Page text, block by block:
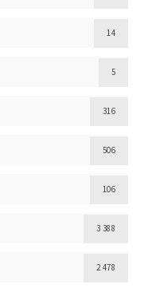
14
5
316
506
106
3 388
2 478